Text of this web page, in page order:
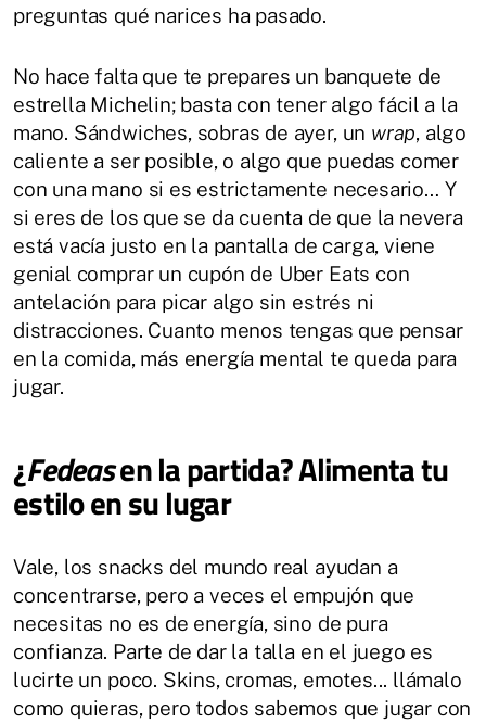
preguntas qué narices ha pasado.
No hace falta que te prepares un banquete de
estrella Michelin; basta con tener algo fácil a la
mano. Sándwiches, sobras de ayer, un wrap, algo
caliente a ser posible, o algo que puedas comer
con una mano si es estrictamente necesario… Y
si eres de los que se da cuenta de que la nevera
está vacía justo en la pantalla de carga, viene
genial comprar un cupón de Uber Eats con
antelación para picar algo sin estrés ni
distracciones. Cuanto menos tengas que pensar
en la comida, más energía mental te queda para
jugar.
¿Fedeasen la partida? Alimenta tu
estilo en su lugar
Vale, los snacks del mundo real ayudan a
concentrarse, pero a veces el empujón que
necesitas no es de energía, sino de pura
confianza. Parte de dar la talla en el juego es
lucirte un poco. Skins, cromas, emotes... llámalo
como quieras, pero todos sabemos que jugar con